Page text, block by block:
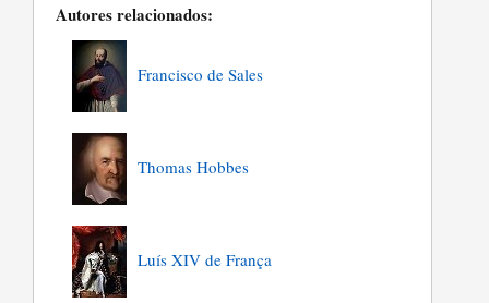
Autores relacionados:
Francisco de Sales
Thomas Hobbes
Luís XIV de França